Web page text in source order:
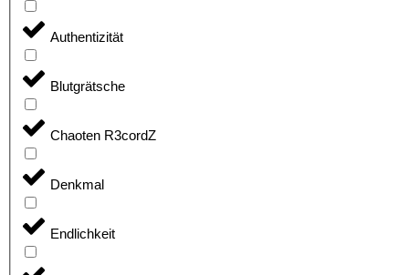
Authentizität
Blutgrätsche
Chaoten R3cordZ
Denkmal
Endlichkeit